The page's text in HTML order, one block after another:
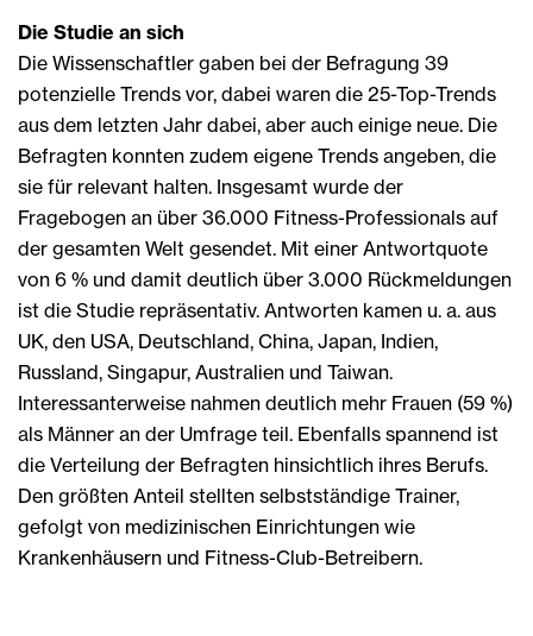
Die Studie an sich
Die Wissenschaftler gaben bei der Befragung 39
potenzielle Trends vor, dabei waren die 25-Top-Trends
aus dem letzten Jahr dabei, aber auch einige neue. Die
Befragten konnten zudem eigene Trends angeben, die
sie für relevant halten. Insgesamt wurde der
Fragebogen an über 36.000 Fitness-Professionals auf
der gesamten Welt gesendet. Mit einer Antwortquote
von 6 % und damit deutlich über 3.000 Rückmeldungen
ist die Studie repräsentativ. Antworten kamen u. a. aus
UK, den USA, Deutschland, China, Japan, Indien,
Russland, Singapur, Australien und Taiwan.
Interessanterweise nahmen deutlich mehr Frauen (59 %)
als Männer an der Umfrage teil. Ebenfalls spannend ist
die Verteilung der Befragten hinsichtlich ihres Berufs.
Den größten Anteil stellten selbstständige Trainer,
gefolgt von medizinischen Einrichtungen wie
Krankenhäusern und Fitness-Club-Betreibern.